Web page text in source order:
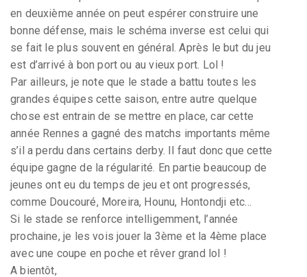
en deuxième année on peut espérer construire une
bonne défense, mais le schéma inverse est celui qui
se fait le plus souvent en général. Après le but du jeu
est d’arrivé à bon port ou au vieux port. Lol !
Par ailleurs, je note que le stade a battu toutes les
grandes équipes cette saison, entre autre quelque
chose est entrain de se mettre en place, car cette
année Rennes a gagné des matchs importants même
s’il a perdu dans certains derby. Il faut donc que cette
équipe gagne de la régularité. En partie beaucoup de
jeunes ont eu du temps de jeu et ont progressés,
comme Doucouré, Moreira, Hounu, Hontondji etc…
Si le stade se renforce intelligemment, l’année
prochaine, je les vois jouer la 3ème et la 4ème place
avec une coupe en poche et rêver grand lol !
A bientôt,